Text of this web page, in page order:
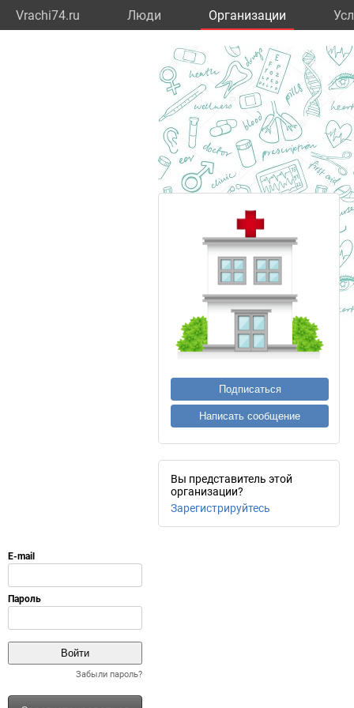
Vrachi74.ru Люди Организации
Забыли пароль?
Подписаться
Написать сообщение
Вы представитель этой
организации?
Зарегистрируйтесь